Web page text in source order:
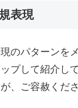
表現
のパターンを
プして紹介し
、ご容赦くださ